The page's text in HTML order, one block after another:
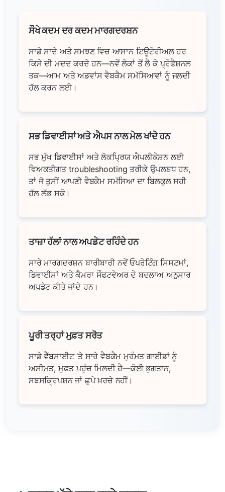
ਸੌਖੇ ਕਦਮ ਦਰ ਕਦਮ ਮਾਰਗਦਰਸ਼ਨ
ਸਾਡੇ ਸਾਦੇ ਅਤੇ ਸਮਝਣ ਵਿਚ ਆਸਾਨ ਟਿਊਟੋਰੀਅਲ ਹਰ
ਕਿਸੇ ਦੀ ਮਦਦ ਕਰਦੇ ਹਨ—ਨਵੇਂ ਲੋਕਾਂ ਤੋਂ ਲੈ ਕੇ ਪ੍ਰੋਫੈਸ਼ਨਲ
ਤਕ—ਆਮ ਅਤੇ ਅਡਵਾਂਸ ਵੈਬਕੈਮ ਸਮੱਸਿਆਵਾਂ ਨੂੰ ਜਲਦੀ
ਹੱਲ ਕਰਨ ਲਈ।
ਸਭ ਡਿਵਾਈਸਾਂ ਅਤੇ ਐਪਸ ਨਾਲ ਮੇਲ ਖਾਂਦੇ ਹਨ
ਸਭ ਮੁੱਖ ਡਿਵਾਈਸਾਂ ਅਤੇ ਲੋਕਪ੍ਰਿਯ ਐਪਲੀਕੇਸ਼ਨ ਲਈ
ਵਿਅਕਤੀਗਤ troubleshooting ਤਰੀਕੇ ਉਪਲਬਧ ਹਨ,
ਤਾਂ ਜੋ ਤੁਸੀਂ ਆਪਣੀ ਵੈਬਕੈਮ ਸਮੱਸਿਆ ਦਾ ਬਿਲਕੁਲ ਸਹੀ
ਹੱਲ ਲੱਭ ਸਕੋ।
ਤਾਜ਼ਾ ਹੱਲਾਂ ਨਾਲ ਅਪਡੇਟ ਰਹਿੰਦੇ ਹਨ
ਸਾਰੇ ਮਾਰਗਦਰਸ਼ਨ ਬਾਰੀਬਾਰੀ ਨਵੇਂ ਓਪਰੇਟਿੰਗ ਸਿਸਟਮਾਂ,
ਡਿਵਾਈਸਾਂ ਅਤੇ ਕੈਮਰਾ ਸੌਫਟਵੇਅਰ ਦੇ ਬਦਲਾਅ ਅਨੁਸਾਰ
ਅਪਡੇਟ ਕੀਤੇ ਜਾਂਦੇ ਹਨ।
ਪੂਰੀ ਤਰ੍ਹਾਂ ਮੁਫ਼ਤ ਸਰੋਤ
ਸਾਡੇ ਵੈੱਬਸਾਈਟ ’ਤੇ ਸਾਰੇ ਵੈਬਕੈਮ ਮੁਰੰਮਤ ਗਾਈਡਾਂ ਨੂੰ
ਅਸੀਮਤ, ਮੁਫ਼ਤ ਪਹੁੰਚ ਮਿਲਦੀ ਹੈ—ਕੋਈ ਭੁਗਤਾਨ,
ਸਬਸਕ੍ਰਿਪਸ਼ਨ ਜਾਂ ਛੁਪੇ ਖ਼ਰਚੇ ਨਹੀਂ।